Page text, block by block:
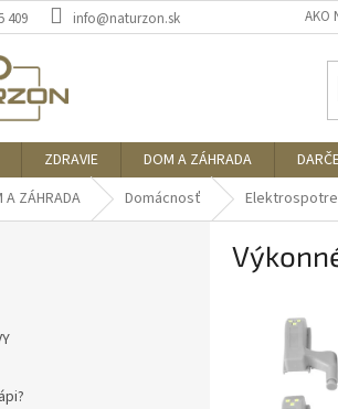
409 info@naturzon.sk AKO
ZDRAVIE DOM A ZÁHRADA
A ZÁHRADA Domácnosť